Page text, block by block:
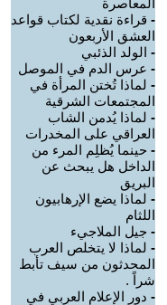
المعاصرة
- قراءة نقدية لكتاب قواعد
العشق الأربعون
- الولد الذئبي
- عرس الدم في الموصل
- لماذا تُختن المرأة في
المجتمعات الشرقية
- لماذا يُدمن الشاب
العراقي على المخدرات
- حينما يُظلِم المرء من
الداخل هل يبحث عن
البريق
- لماذا يضع الإرهابيون
اللثام
- جيل الملاجيء
- لماذا لا يتخلص العرب
المحدثون من سيف تأبط
شراً .
- دور الإعلام العربي في